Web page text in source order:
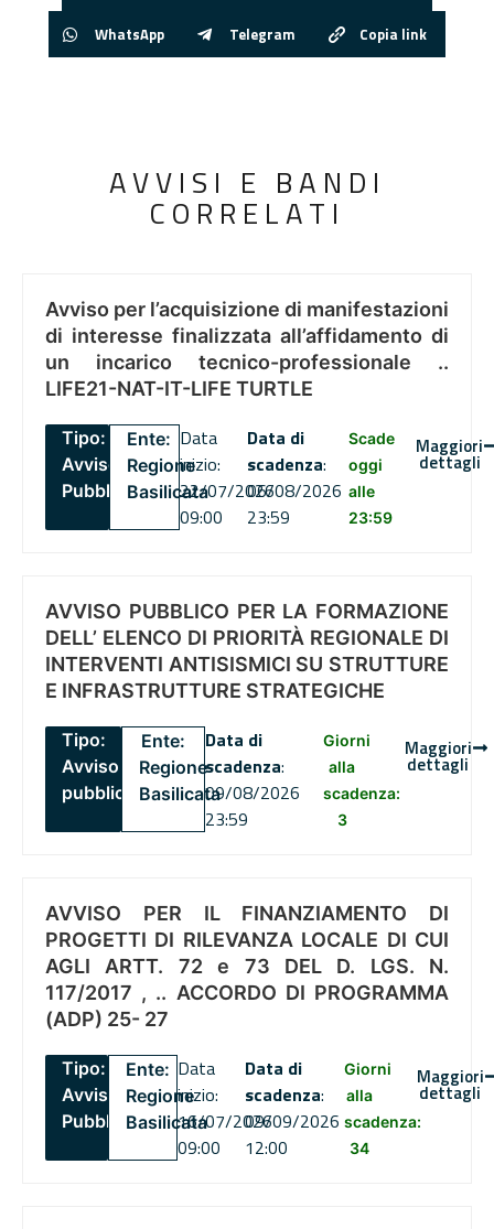
WhatsApp Telegram Copia link
AVVISI E BANDI
CORRELATI
Avviso per l’acquisizione di manifestazioni
di interesse finalizzata all’affidamento di
un incarico tecnico-professionale ..
LIFE21-NAT-IT-LIFE TURTLE
Tipo:
Avviso
Pubblico
Ente:
Regione
Basilicata
Data
inizio:
22/07/2026
09:00
Data di
scadenza:
06/08/2026
23:59
Scade
oggi
alle
23:59
Maggiori
dettagli
AVVISO PUBBLICO PER LA FORMAZIONE
DELL’ ELENCO DI PRIORITÀ REGIONALE DI
INTERVENTI ANTISISMICI SU STRUTTURE
E INFRASTRUTTURE STRATEGICHE
Tipo:
Avviso
pubblico
Ente:
Regione
Basilicata
Data di
scadenza:
09/08/2026
23:59
Giorni
alla
scadenza:
3
Maggiori
dettagli
AVVISO PER IL FINANZIAMENTO DI
PROGETTI DI RILEVANZA LOCALE DI CUI
AGLI ARTT. 72 e 73 DEL D. LGS. N.
117/2017 , .. ACCORDO DI PROGRAMMA
(ADP) 25- 27
Tipo:
Avviso
Pubblico
Ente:
Regione
Basilicata
Data
inizio:
16/07/2026
09:00
Data di
scadenza:
09/09/2026
12:00
Giorni
alla
scadenza:
34
Maggiori
dettagli